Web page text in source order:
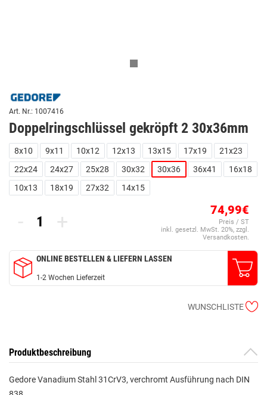
Art. Nr.: 1007416
Doppelringschlüssel gekröpft 2 30x36mm
8x10 9x11 10x12 12x13 13x15 17x19
21x23
22x24
24x27 25x28 30x32 30x36 36x41
16x18
10x13
18x19 27x32 14x15
- + 74,99€
Preis / ST
inkl. gesetzl. MwSt. 20%, zzgl.
Versandkosten.
ONLINE BESTELLEN & LIEFERN LASSEN
1-2 Wochen Lieferzeit
WUNSCHLISTE
Produktbeschreibung
Gedore Vanadium Stahl 31CrV3, verchromt Ausführung nach DIN